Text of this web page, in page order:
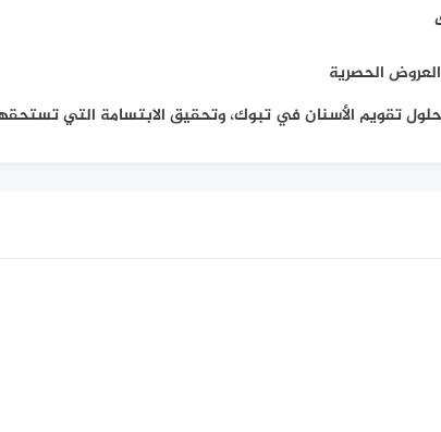
الحصرية
تقويم الأسنان في تبوك، وتحقيق الابتسامة التي